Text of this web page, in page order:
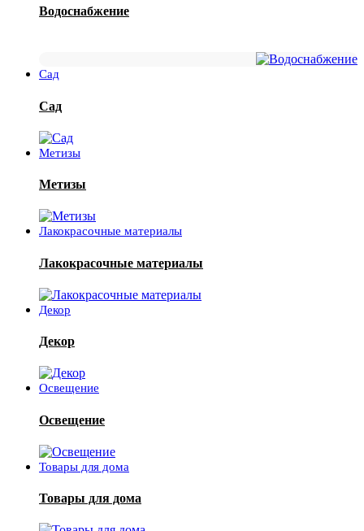
Водоснабжение
Сад
Сад
Метизы
Метизы
Лакокрасочные материалы
Лакокрасочные материалы
Декор
Декор
Освещение
Освещение
Товары для дома
Товары для дома